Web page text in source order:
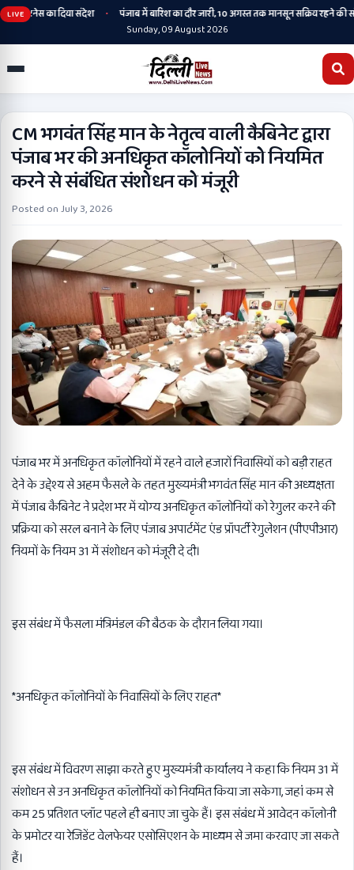
LIVE का दिया संदेश •
पंजाब में बारिश का दौर जारी, 10 अगस्त तक मानसून सक्रिय रहने की
Sunday, 09 August 2026
CM भगवंत सिंह मान के नेतृत्व वाली कैबिनेट द्वारा
पंजाब भर की अनधिकृत कॉलोनियों को नियमित
करने से संबंधित संशोधन को मंजूरी
Posted onJuly 3, 2026
पंजाब भर में अनधिकृत कॉलोनियों में रहने वाले हजारों निवासियों को बड़ी राहत
देने के उद्देश्य से अहम फैसले के तहत मुख्यमंत्री भगवंत सिंह मान की अध्यक्षता
में पंजाब कैबिनेट ने प्रदेश भर में योग्य अनधिकृत कॉलोनियों को रेगुलर करने की
प्रक्रिया को सरल बनाने के लिए पंजाब अपार्टमेंट एंड प्रॉपर्टी रेगुलेशन (पीएपीआर)
नियमों के नियम 31 में संशोधन को मंजूरी दे दी।
इस संबंध में फैसला मंत्रिमंडल की बैठक के दौरान लिया गया।
*अनधिकृत कॉलोनियों के निवासियों के लिए राहत*
इस संबंध में विवरण साझा करते हुए मुख्यमंत्री कार्यालय ने कहा कि नियम 31 में
संशोधन से उन अनधिकृत कॉलोनियों को नियमित किया जा सकेगा, जहां कम से
कम 25 प्रतिशत प्लॉट पहले ही बनाए जा चुके हैं। इस संबंध में आवेदन कॉलोनी
के प्रमोटर या रेजिडेंट वेलफेयर एसोसिएशन के माध्यम से जमा करवाए जा सकते
हैं।